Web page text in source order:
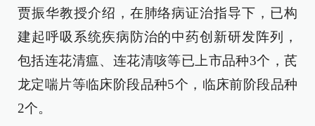
贾振华教授介绍，在肺络病证治指导下，已构
建起呼吸系统疾病防治的中药创新研发阵列，
包括连花清瘟、连花清咳等已上市品种3个，芪
龙定喘片等临床阶段品种5个，临床前阶段品种
2个。